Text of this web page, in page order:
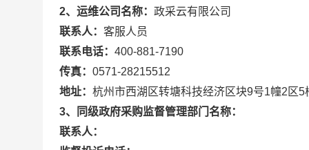
2、运维公司名称： 政采云有限公司
联系人： 客服人员
联系电话： 400-881-7190
传真： 0571-28215512
地址： 杭州市西湖区转塘科技经济区块9号1幢2区5
3、同级政府采购监督管理部门名称：
联系人：